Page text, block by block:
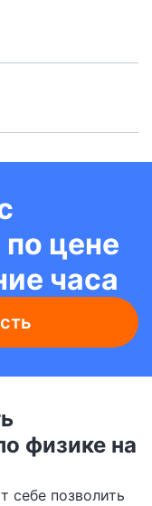
цене
часа
физике на
себе позволить